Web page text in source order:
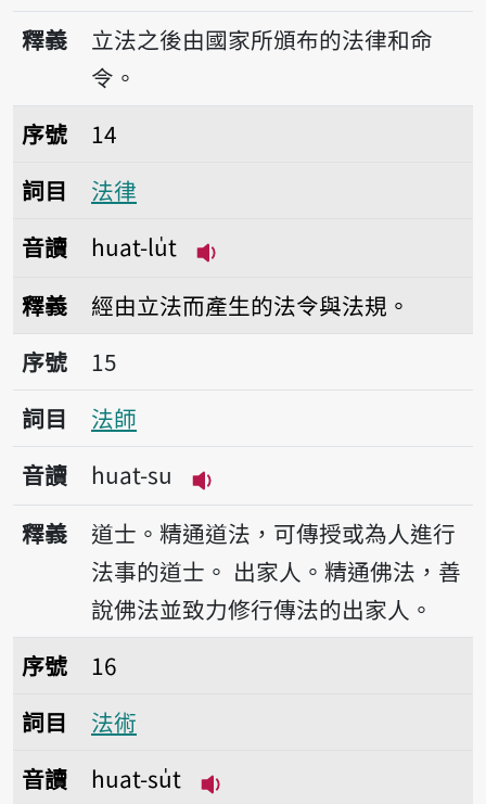
播放音讀huat-līng
釋義
立法之後由國家所頒布的法律和命
令。
序號14法律
序號
14
詞目
法律
音讀
huat-lu̍t
釋義
經由立法而產生的法令與法規。
序號15法師
序號
15
詞目
法師
音讀
huat-su
播放音讀huat-su
釋義
道士。精通道法，可傳授或為人進行
法事的道士。 出家人。精通佛法，善
說佛法並致力修行傳法的出家人。
序號16法術
序號
16
詞目
法術
音讀
huat-su̍t